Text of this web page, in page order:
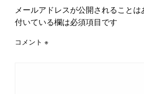
メールアドレスが公開されることは
付いている欄は必須項目です
コメント ※